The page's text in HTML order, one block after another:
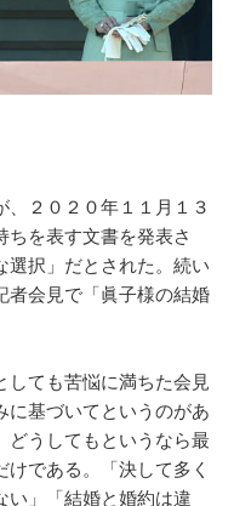
２０２０年１１月１３
ちを表す文書を発表さ
選択」だとされた。続い
者会見で「眞子様の結婚
。
しても苦悩に満ちた会見
に基づいてというのがあ
どうしてもというなら最
である。「決して多く
い」「結婚と婚約は違